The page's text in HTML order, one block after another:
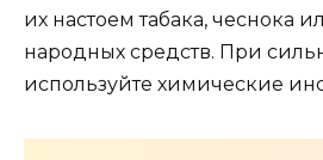
их настоем табака, чеснока
народных средств. При
используйте химические